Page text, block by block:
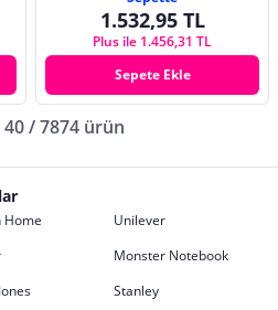
1.532,95 TL
Plus ile 1.456,31 TL
Sepete Ekle
/ 7874 ürün
Home
Unilever
Monster Notebook
Stanley